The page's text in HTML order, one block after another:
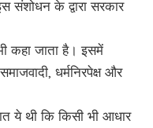
संशोधन के द्वारा सरकार
कहा जाता है। इसमें
धर्मनिरपेक्ष और
ये थी कि किसी भी आधार